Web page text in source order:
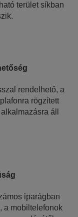
terület síkban
rendelhető, a
rögzített
áll
iparágban
a mobiltelefonok